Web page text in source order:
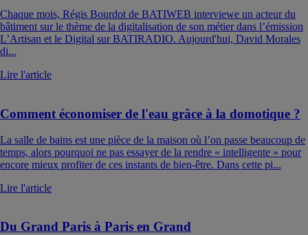
Chaque mois, Régis Bourdot de BATIWEB interviewe un acteur du
bâtiment sur le thème de la digitalisation de son métier dans l’émission
L’Artisan et le Digital sur BATIRADIO. Aujourd'hui, David Morales
di...
Lire l'article
Comment économiser de l'eau grâce à la domotique ?
La salle de bains est une pièce de la maison où l’on passe beaucoup de
temps, alors pourquoi ne pas essayer de la rendre « intelligente » pour
encore mieux profiter de ces instants de bien-être. Dans cette pi...
Lire l'article
Du Grand Paris à Paris en Grand